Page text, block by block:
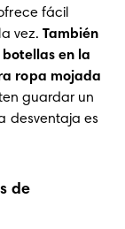
fácil
vez. También
en la
ropa mojada
guardar un
desventaja es
de